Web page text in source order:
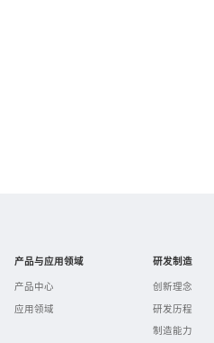
产品与应用领域
产品中心
应用领域
研发制造
创新理念
研发历程
制造能力